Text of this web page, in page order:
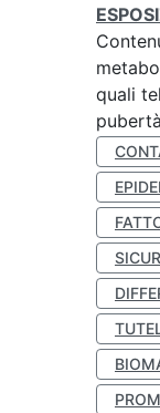
quali
pubertà